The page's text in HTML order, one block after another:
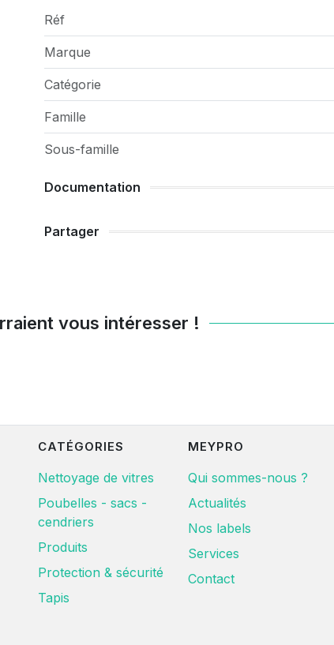
Réf
Marque
Catégorie
Famille
Sous-famille
Documentation
Partager
vous intéresser !
CATÉGORIES
Nettoyage de vitres
Poubelles - sacs -
cendriers
Produits
Protection & sécurité
Tapis
MEYPRO
Qui sommes-nous ?
Actualités
Nos labels
Services
Contact